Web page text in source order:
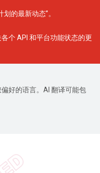
划的最新动态”。
个 API 和平台功能状态的更
好的语言。AI 翻译可能包